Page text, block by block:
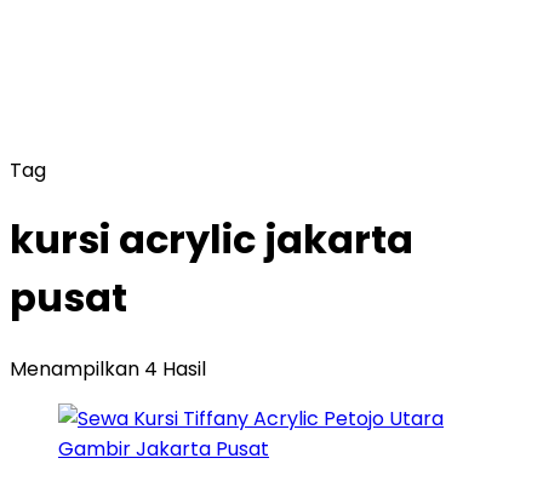
Tag
kursi acrylic jakarta
pusat
Menampilkan 4 Hasil